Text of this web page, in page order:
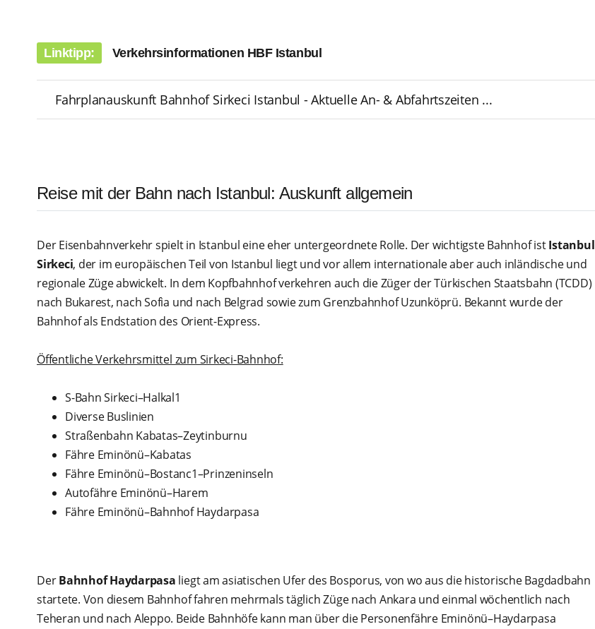
Linktipp: Verkehrsinformationen HBF Istanbul
Fahrplanauskunft Bahnhof Sirkeci Istanbul - Aktuelle An- & Abfahrtszeiten ...
Reise mit der Bahn nach Istanbul: Auskunft allgemein
Der Eisenbahnverkehr spielt in Istanbul eine eher untergeordnete Rolle. Der wichtigste Bahnhof istIstanbul
Sirkeci, der im europäischen Teil von Istanbul liegt und vor allem internationale aber auch inländische und
regionale Züge abwickelt. In dem Kopfbahnhof verkehren auch die Züger der Türkischen Staatsbahn (TCDD)
nach Bukarest, nach Sofia und nach Belgrad sowie zum Grenzbahnhof Uzunköprü. Bekannt wurde der
Bahnhof als Endstation des Orient-Express.
Öffentliche Verkehrsmittel zum Sirkeci-Bahnhof:
S-Bahn Sirkeci–Halkal1
Diverse Buslinien
Straßenbahn Kabatas–Zeytinburnu
Fähre Eminönü–Kabatas
Fähre Eminönü–Bostanc1–Prinzeninseln
Autofähre Eminönü–Harem
Fähre Eminönü–Bahnhof Haydarpasa
DerBahnhof Haydarpasa liegt am asiatischen Ufer des Bosporus, von wo aus die historische Bagdadbahn
startete. Von diesem Bahnhof fahren mehrmals täglich Züge nach Ankara und einmal wöchentlich nach
Teheran und nach Aleppo. Beide Bahnhöfe kann man über die Personenfähre Eminönü–Haydarpasa